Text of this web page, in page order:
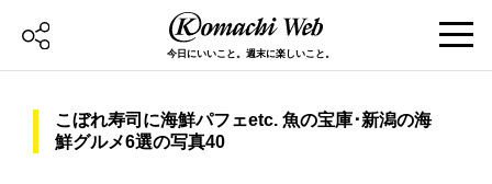
今日にいいこと。週末に楽しいこと。
こぼれ寿司に海鮮パフェetc. 魚の宝庫･新潟の海
鮮グルメ6選の写真40